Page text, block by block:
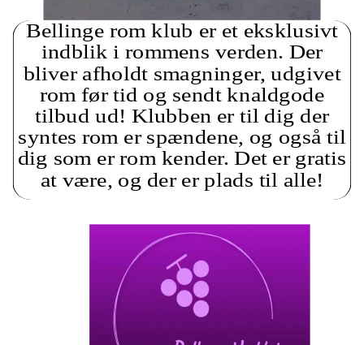
Bellinge rom klub er et eksklusivt
indblik i rommens verden. Der
bliver afholdt smagninger, udgivet
rom før tid og sendt knaldgode
tilbud ud! Klubben er til dig der
syntes rom er spændene, og også til
dig som er rom kender. Det er gratis
at være, og der er plads til alle!